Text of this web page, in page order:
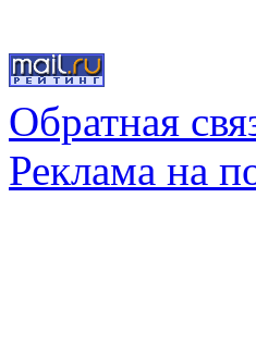
Обратная
Реклама на